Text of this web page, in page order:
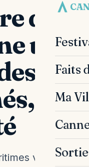
Faits
Ma
des
un
le
va